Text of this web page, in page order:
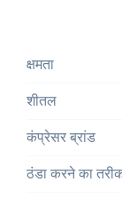
क्षमता
शीतल
कंप्रेसर ब्रांड
ठंडा करने का